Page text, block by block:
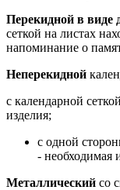
Перекидной в виде
сеткой на листах
напоминание о
Неперекидной
с календарной
изделия;
с одной
- необходимая
Металлический со